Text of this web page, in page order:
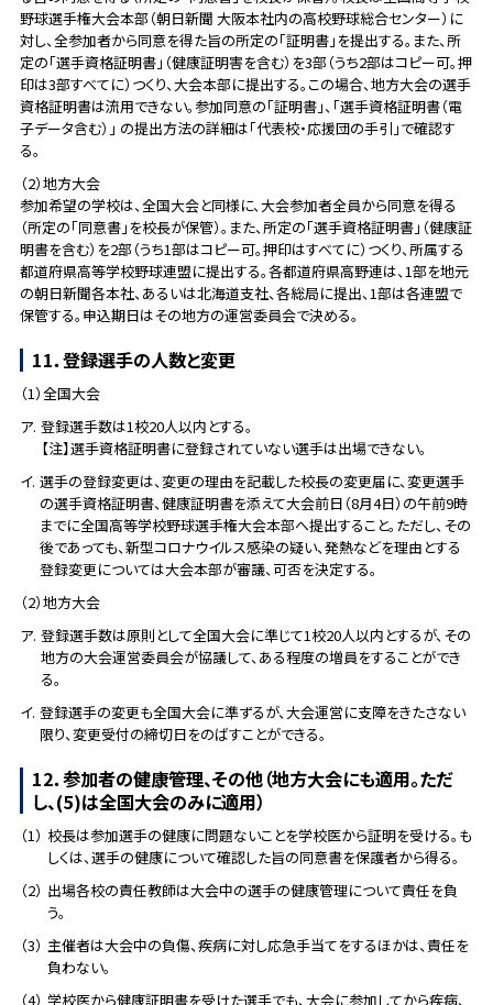
野球選手権大会本部（朝日新聞 大阪本社内の高校野球総合センター）に
対し、全参加者から同意を得た旨の所定の「証明書」を提出する。また、所
定の「選手資格証明書」（健康証明害を含む）を3部（うち2部はコピー可。押
印は3部すべてに）つくり、大会本部に提出する。この場合、地方大会の選手
資格証明書は流用できない。参加同意の「証明書」、「選手資格証明書（電
子データ含む）」 の提出方法の詳細は「代表校・応援団の手引」で確認す
る。
（2）地方大会
参加希望の学校は、全国大会と同様に、大会参加者全員から同意を得る
（所定の「同意書」を校長が保管）。また、所定の「選手資格証明書」（健康証
明書を含む）を2部（うち1部はコピー可。押印はすべてに）つくり、所属する
都道府県高等学校野球連盟に提出する。各都道府県高野連は、1部を地元
の朝日新聞各本社、あるいは北海道支社、各総局に提出、1部は各連盟で
保管する。申込期日はその地方の運営委員会で決める。
11．登録選手の人数と変更
（1）全国大会
ア. 登録選手数は1校20人以内とする。
【注】選手資格証明書に登録されていない選手は出場できない。
イ. 選手の登録変更は、変更の理由を記載した校長の変更届に、変更選手
の選手資格証明書、健康証明書を添えて大会前日（8月4日）の午前9時
までに全国高等学校野球選手権大会本部へ提出すること。ただし、その
後であっても、新型コロナウイルス感染の疑い、発熱などを理由とする
登録変更については大会本部が審議、可否を決定する。
（2）地方大会
ア. 登録選手数は原則として全国大会に準じて1校20人以内とするが、その
地方の大会運営委員会が協議して、ある程度の増員をすることができ
る。
イ. 登録選手の変更も全国大会に準ずるが、大会運営に支障をきたさない
限り、変更受付の締切日をのばすことができる。
12．参加者の健康管理、その他（地方大会にも適用。ただ
し、(5)は全国大会のみに適用）
（1） 校長は参加選手の健康に問題ないことを学校医から証明を受ける。も
しくは、選手の健康について確認した旨の同意書を保護者から得る。
（2） 出場各校の責任教師は大会中の選手の健康管理について責任を負
う。
（3） 主催者は大会中の負傷、疾病に対し応急手当てをするほかは、責任を
負わない。
（4） 学校医から健康証明書を受けた選手でも、大会に参加してから疾病、